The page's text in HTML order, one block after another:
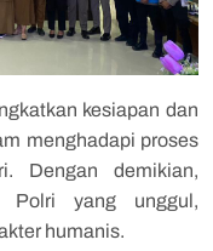
kesiapan dan
menghadapi proses
Dengan demikian,
Polri yang unggul,
humanis.